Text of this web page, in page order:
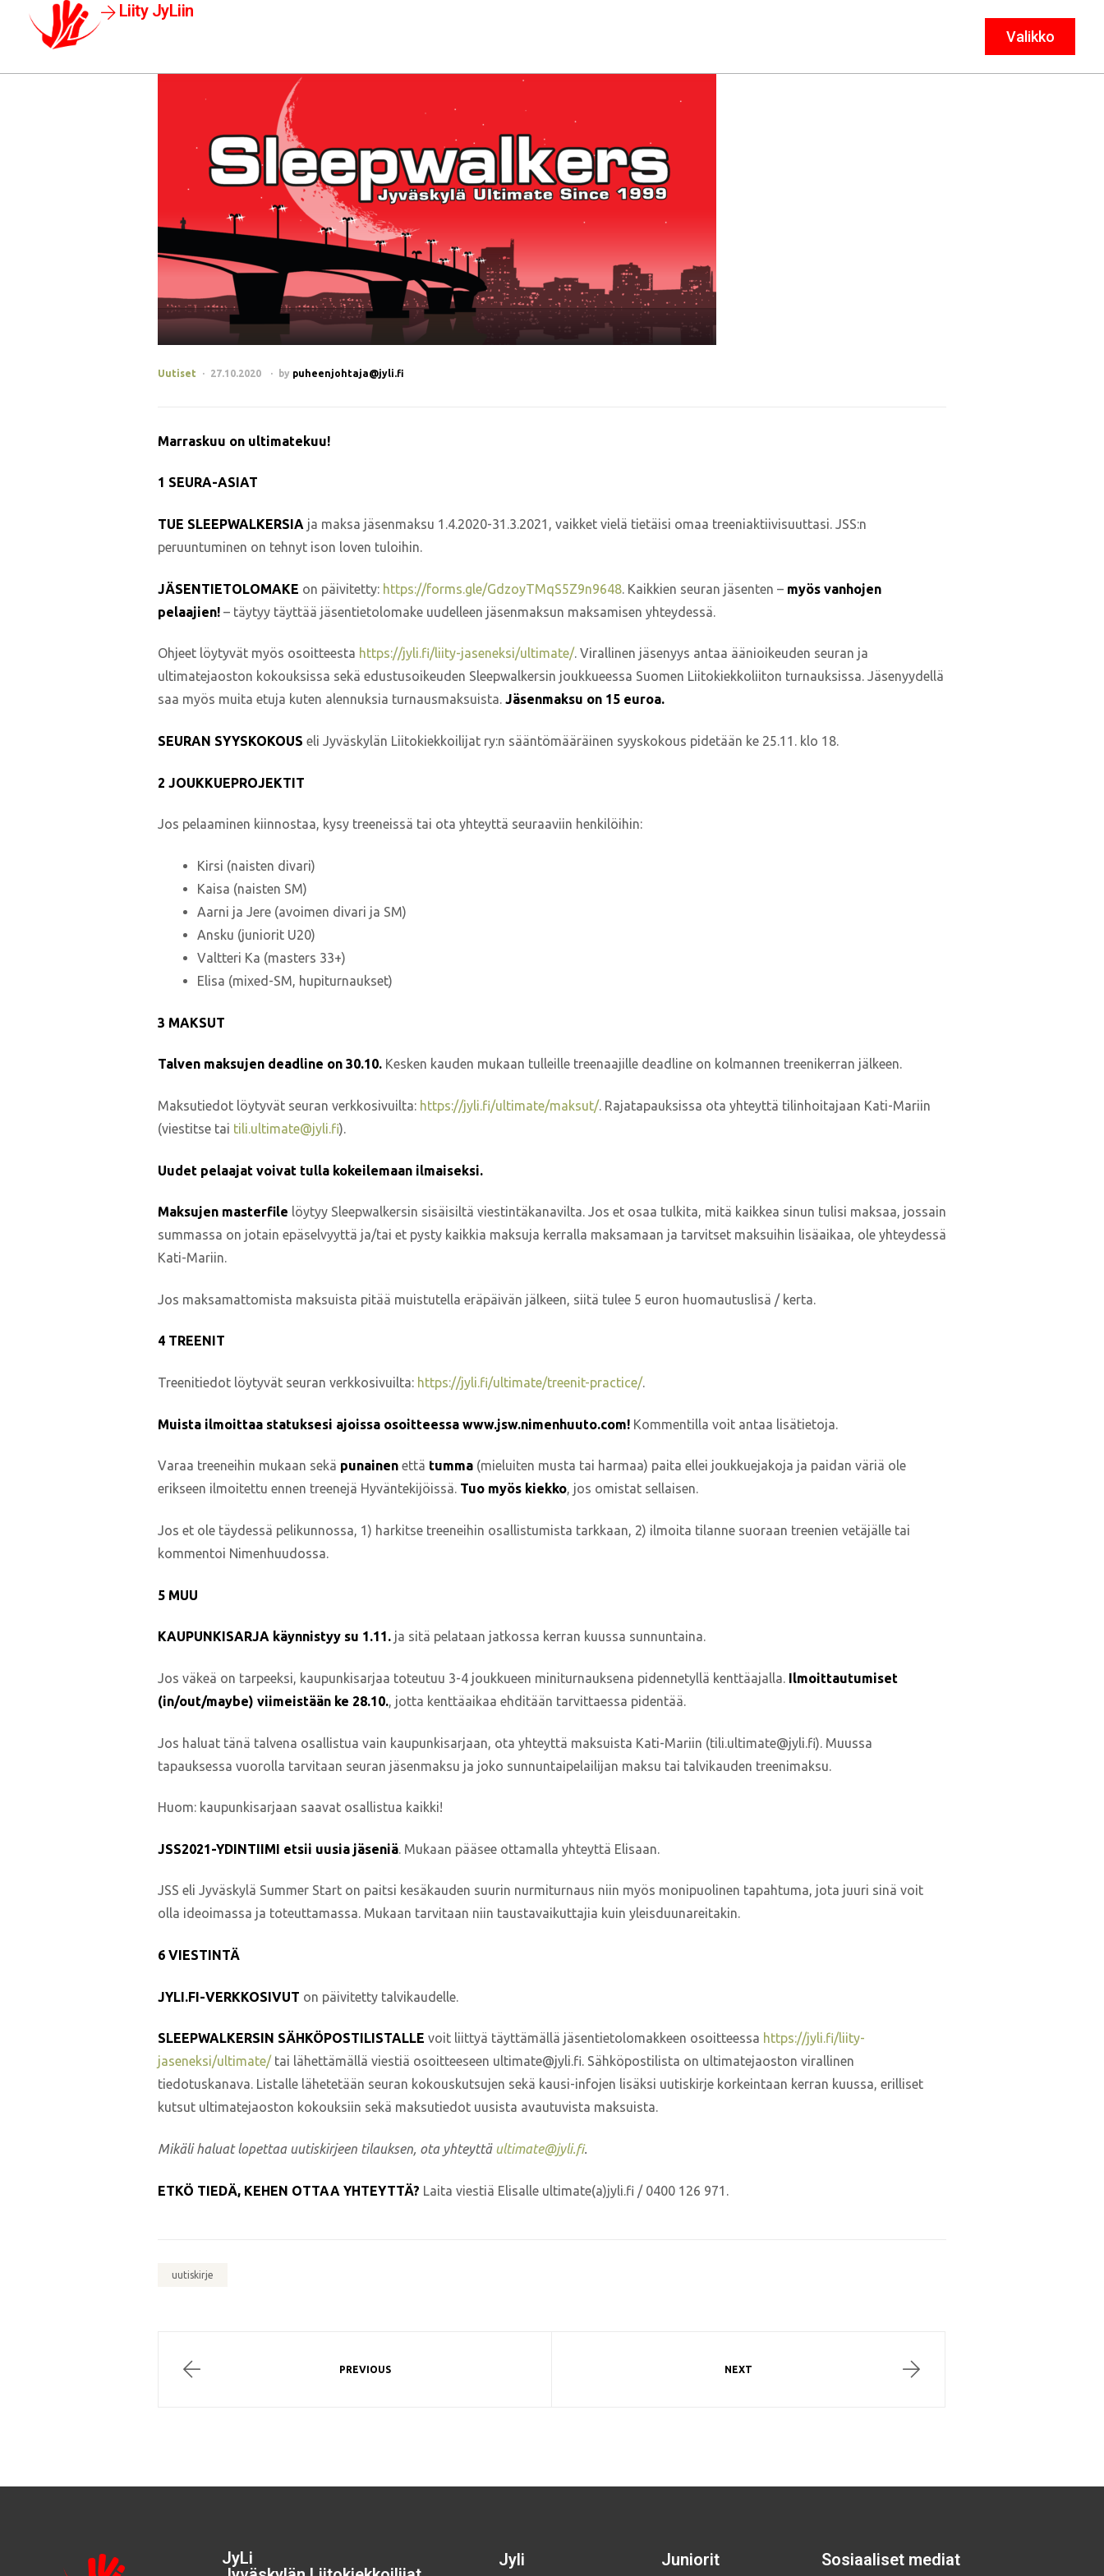
Liity JyLiin
Valikko
Sulje
Uutiset 27.10.2020 by puheenjohtaja@jyli.fi
Marraskuu on ultimatekuu!
1 SEURA-ASIAT
TUE SLEEPWALKERSIA ja maksa jäsenmaksu 1.4.2020-31.3.2021, vaikket vielä tietäisi omaa treeniaktiivisuuttasi. JSS:n
peruuntuminen on tehnyt ison loven tuloihin.
JÄSENTIETOLOMAKE on päivitetty: https://forms.gle/GdzoyTMqS5Z9n9648. Kaikkien seuran jäsenten – myös vanhojen
pelaajien! – täytyy täyttää jäsentietolomake uudelleen jäsenmaksun maksamisen yhteydessä.
Ohjeet löytyvät myös osoitteesta https://jyli.fi/liity-jaseneksi/ultimate/. Virallinen jäsenyys antaa äänioikeuden seuran ja
ultimatejaoston kokouksissa sekä edustusoikeuden Sleepwalkersin joukkueessa Suomen Liitokiekkoliiton turnauksissa. Jäsenyydellä
saa myös muita etuja kuten alennuksia turnausmaksuista. Jäsenmaksu on 15 euroa.
SEURAN SYYSKOKOUS eli Jyväskylän Liitokiekkoilijat ry:n sääntömääräinen syyskokous pidetään ke 25.11. klo 18.
2 JOUKKUEPROJEKTIT
Jos pelaaminen kiinnostaa, kysy treeneissä tai ota yhteyttä seuraaviin henkilöihin:
Kirsi (naisten divari)
Kaisa (naisten SM)
Aarni ja Jere (avoimen divari ja SM)
Ansku (juniorit U20)
Valtteri Ka (masters 33+)
Elisa (mixed-SM, hupiturnaukset)
3 MAKSUT
Talven maksujen deadline on 30.10. Kesken kauden mukaan tulleille treenaajille deadline on kolmannen treenikerran jälkeen.
Maksutiedot löytyvät seuran verkkosivuilta: https://jyli.fi/ultimate/maksut/. Rajatapauksissa ota yhteyttä tilinhoitajaan Kati-Mariin
(viestitse tai tili.ultimate@jyli.fi).
Uudet pelaajat voivat tulla kokeilemaan ilmaiseksi.
Maksujen masterfile löytyy Sleepwalkersin sisäisiltä viestintäkanavilta. Jos et osaa tulkita, mitä kaikkea sinun tulisi maksaa, jossain
summassa on jotain epäselvyyttä ja/tai et pysty kaikkia maksuja kerralla maksamaan ja tarvitset maksuihin lisäaikaa, ole yhteydessä
Kati-Mariin.
Jos maksamattomista maksuista pitää muistutella eräpäivän jälkeen, siitä tulee 5 euron huomautuslisä / kerta.
4 TREENIT
Treenitiedot löytyvät seuran verkkosivuilta: https://jyli.fi/ultimate/treenit-practice/.
Muista ilmoittaa statuksesi ajoissa osoitteessa www.jsw.nimenhuuto.com! Kommentilla voit antaa lisätietoja.
Varaa treeneihin mukaan sekä punainen että tumma (mieluiten musta tai harmaa) paita ellei joukkuejakoja ja paidan väriä ole
erikseen ilmoitettu ennen treenejä Hyväntekijöissä. Tuo myös kiekko, jos omistat sellaisen.
Jos et ole täydessä pelikunnossa, 1) harkitse treeneihin osallistumista tarkkaan, 2) ilmoita tilanne suoraan treenien vetäjälle tai
kommentoi Nimenhuudossa.
5 MUU
KAUPUNKISARJA käynnistyy su 1.11. ja sitä pelataan jatkossa kerran kuussa sunnuntaina.
Jos väkeä on tarpeeksi, kaupunkisarjaa toteutuu 3-4 joukkueen miniturnauksena pidennetyllä kenttäajalla. Ilmoittautumiset
(in/out/maybe) viimeistään ke 28.10., jotta kenttäaikaa ehditään tarvittaessa pidentää.
Jos haluat tänä talvena osallistua vain kaupunkisarjaan, ota yhteyttä maksuista Kati-Mariin (tili.ultimate@jyli.fi). Muussa
tapauksessa vuorolla tarvitaan seuran jäsenmaksu ja joko sunnuntaipelailijan maksu tai talvikauden treenimaksu.
Huom: kaupunkisarjaan saavat osallistua kaikki!
JSS2021-YDINTIIMI etsii uusia jäseniä. Mukaan pääsee ottamalla yhteyttä Elisaan.
JSS eli Jyväskylä Summer Start on paitsi kesäkauden suurin nurmiturnaus niin myös monipuolinen tapahtuma, jota juuri sinä voit
olla ideoimassa ja toteuttamassa. Mukaan tarvitaan niin taustavaikuttajia kuin yleisduunareitakin.
6 VIESTINTÄ
JYLI.FI-VERKKOSIVUT on päivitetty talvikaudelle.
SLEEPWALKERSIN SÄHKÖPOSTILISTALLE voit liittyä täyttämällä jäsentietolomakkeen osoitteessa https://jyli.fi/liity-
jaseneksi/ultimate/ tai lähettämällä viestiä osoitteeseen ultimate@jyli.fi. Sähköpostilista on ultimatejaoston virallinen
tiedotuskanava. Listalle lähetetään seuran kokouskutsujen sekä kausi-infojen lisäksi uutiskirje korkeintaan kerran kuussa, erilliset
kutsut ultimatejaoston kokouksiin sekä maksutiedot uusista avautuvista maksuista.
Mikäli haluat lopettaa uutiskirjeen tilauksen, ota yhteyttä ultimate@jyli.fi.
ETKÖ TIEDÄ, KEHEN OTTAA YHTEYTTÄ? Laita viestiä Elisalle ultimate(a)jyli.fi / 0400 126 971.
uutiskirje
PREVIOUS NEXT
JyLi
Jyli Juniorit Sosiaaliset mediat